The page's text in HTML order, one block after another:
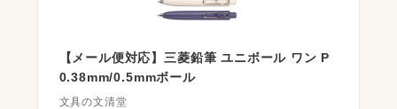
【メール便対応】三菱鉛筆 ユニボール ワン P
0.38mm/0.5mmボール
文具の文清堂